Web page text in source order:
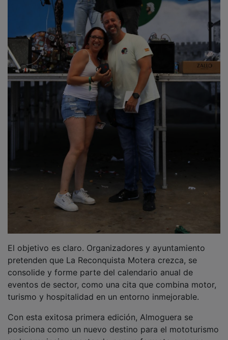
pretenden que La Reconquista Motera crezca, se
consolide y forme parte del calendario anual de
eventos de sector, como una cita que combina motor,
turismo y hospitalidad en un entorno inmejorable.
posiciona como un nuevo destino para el mototurismo
en la provincia, apostando por un formato que une